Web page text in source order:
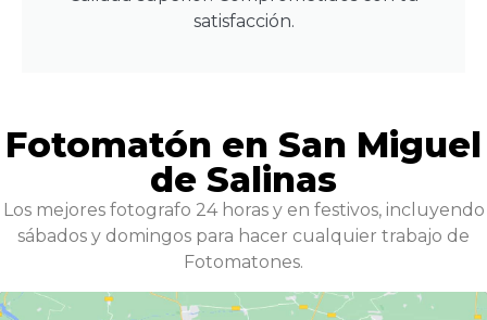
satisfacción.
Fotomatón en San Miguel
de Salinas
Los mejores fotografo 24 horas y en festivos, incluyendo
sábados y domingos para hacer cualquier trabajo de
Fotomatones.